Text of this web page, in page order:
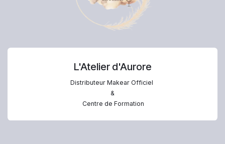
L'Atelier d'Aurore
Distributeur Makear Officiel
&
Centre de Formation